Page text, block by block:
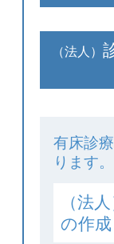
（法人）
有床診
ります。
（法
の作成